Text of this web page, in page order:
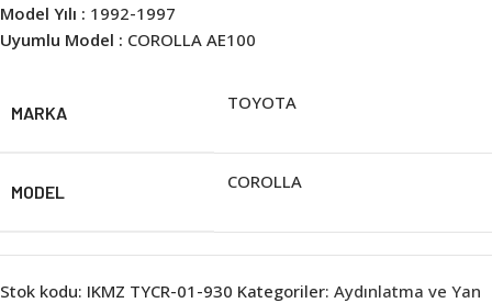
Model Yılı : 1992-1997
Uyumlu Model : COROLLA AE100
MARKA TOYOTA
MODEL COROLLA
Stok kodu: IKMZ TYCR-01-930 Kategoriler: Aydınlatma ve Yan